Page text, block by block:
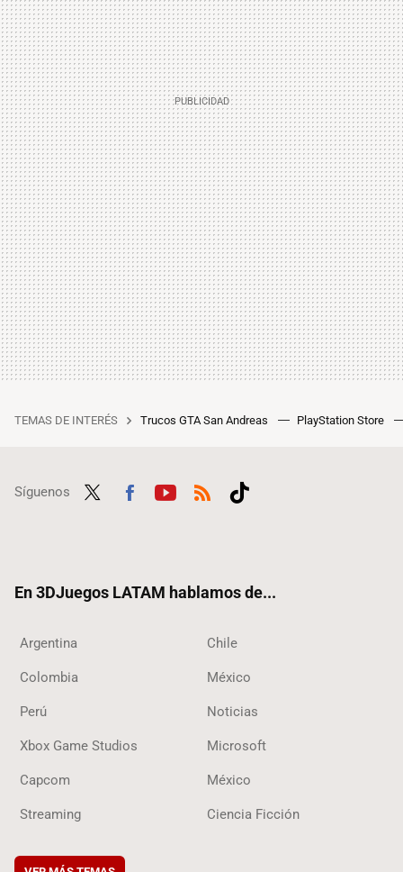
TEMAS DE INTERÉS Trucos GTA San Andreas PlayStation Store
Síguenos
En 3DJuegos LATAM hablamos de...
Argentina Chile
Colombia México
Perú Noticias
Xbox Game Studios Microsoft
Capcom México
Streaming Ciencia Ficción